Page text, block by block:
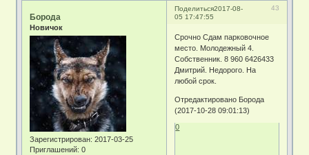
Поделиться 43
2017-08-
05 17:47:55
Борода
Новичок
Зарегистрирован: 2017-03-25
Приглашений: 0
Срочно Сдам парковочное
место. Молодежный 4.
Собственник. 8 960 6426433
Дмитрий. Недорого. На
любой срок.
Отредактировано Борода
(2017-10-28 09:01:13)
0